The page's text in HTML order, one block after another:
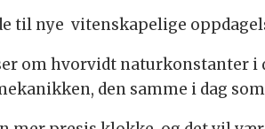
til nye vitenskapelige
om hvorvidt naturkonstanter i
den samme i dag som